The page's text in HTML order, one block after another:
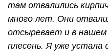
там отвалились
много лет. Они
отсыревает и в нашем
плесень. Я уже устала